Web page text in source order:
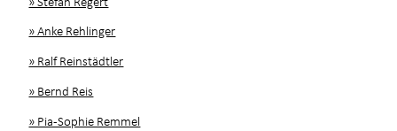
» Anke Rehlinger
» Ralf Reinstädtler
» Bernd Reis
» Pia-Sophie Remmel